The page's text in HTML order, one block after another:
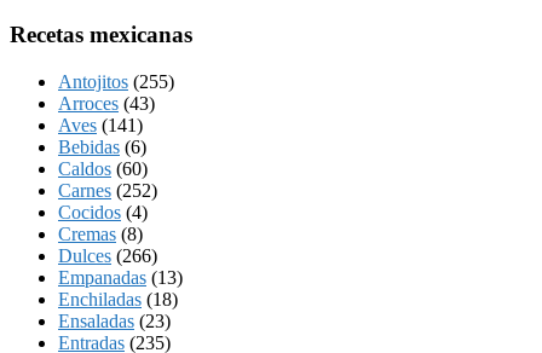
Recetas mexicanas
Antojitos (255)
Arroces (43)
Aves (141)
Bebidas (6)
Caldos (60)
Carnes (252)
Cocidos (4)
Cremas (8)
Dulces (266)
Empanadas (13)
Enchiladas (18)
Ensaladas (23)
Entradas (235)